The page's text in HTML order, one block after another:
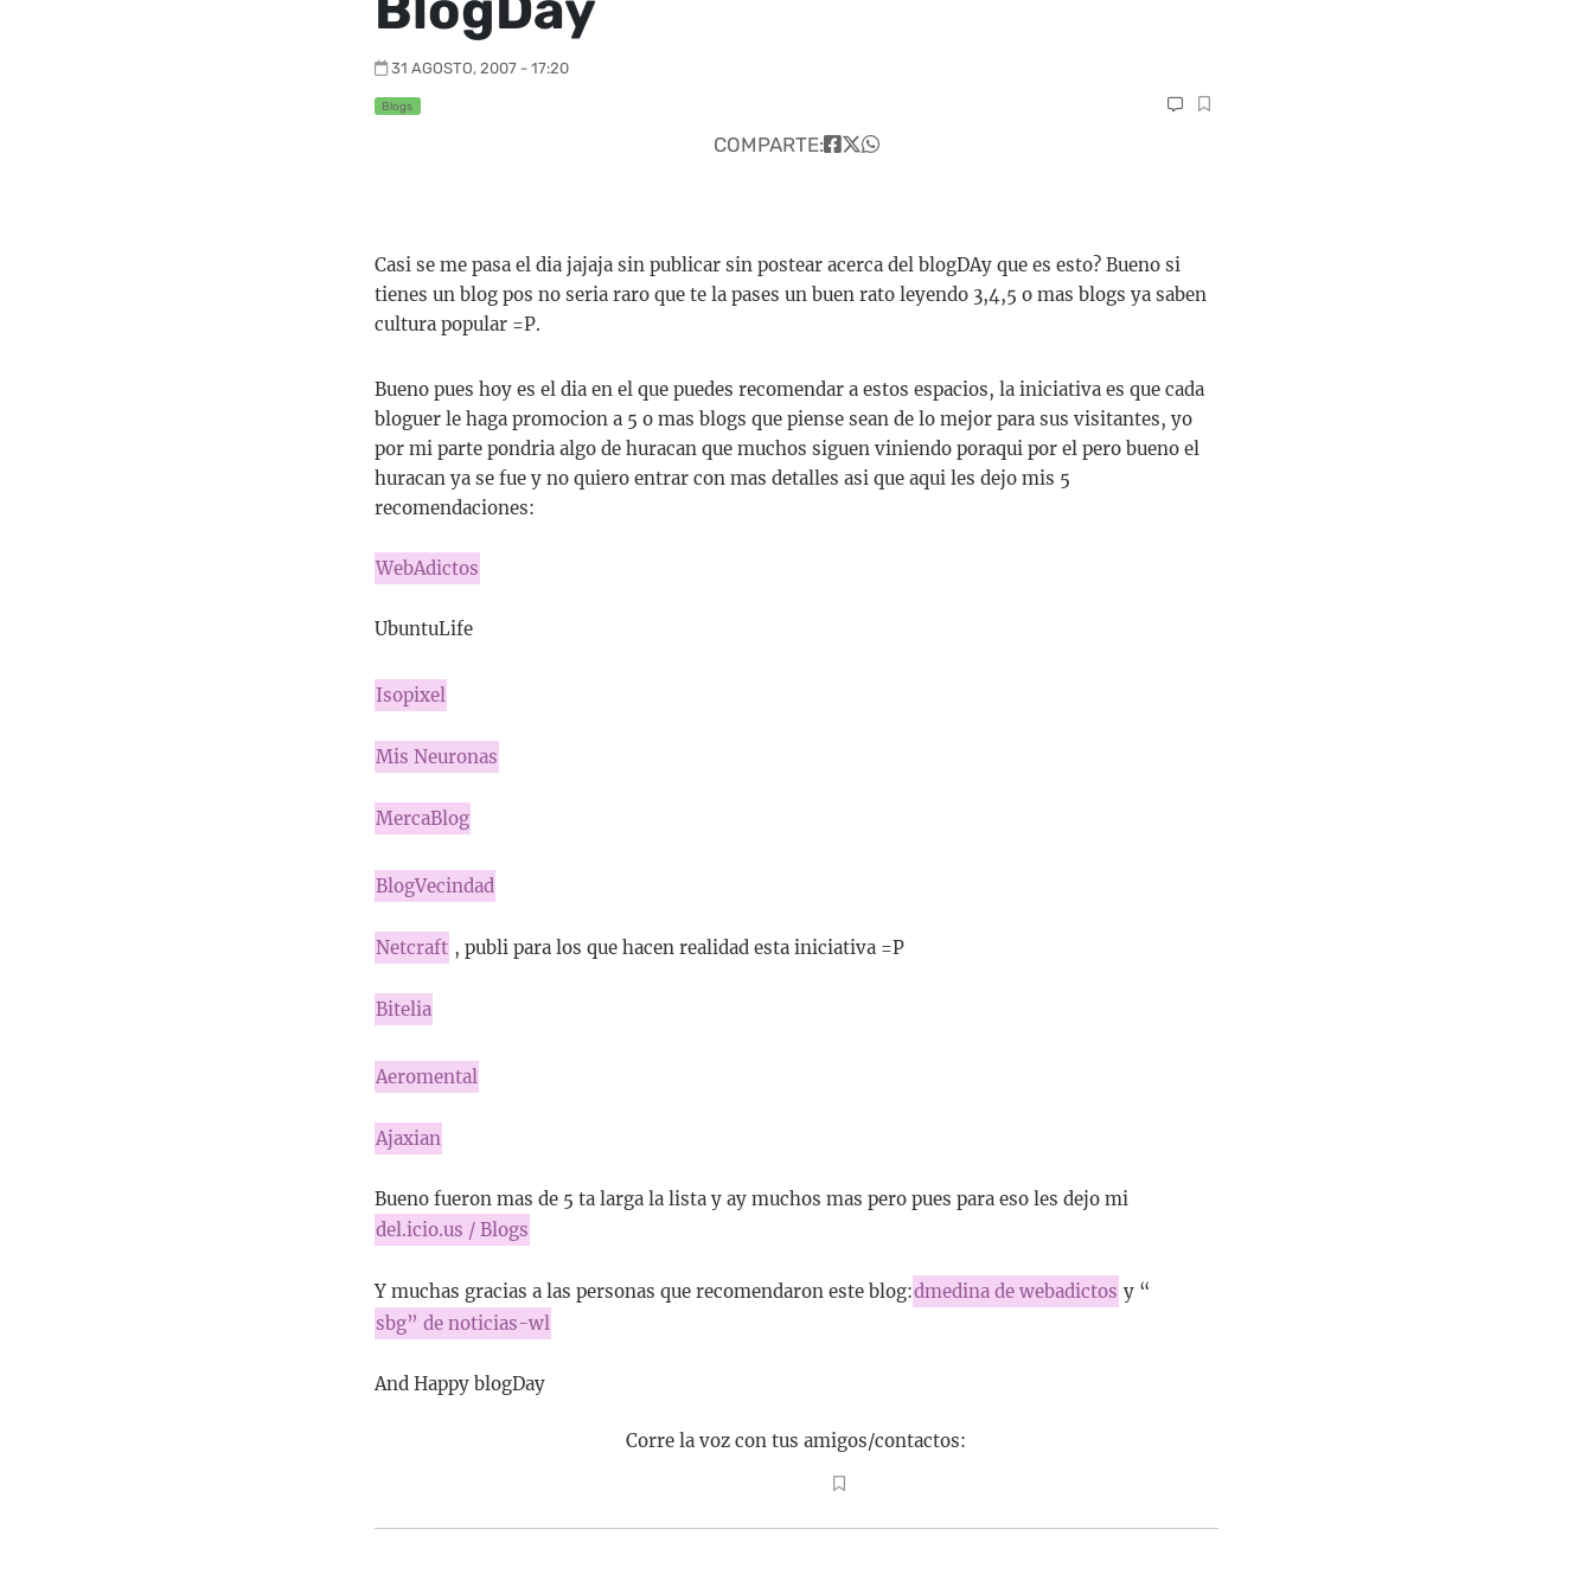
31 AGOSTO, 2007 - 17:20
Blogs
COMPARTE:
Casi se me pasa el dia jajaja sin publicar sin postear acerca del blogDAy que es esto? Bueno si
tienes un blog pos no seria raro que te la pases un buen rato leyendo 3,4,5 o mas blogs ya saben
cultura popular =P.
Bueno pues hoy es el dia en el que puedes recomendar a estos espacios, la iniciativa es que cada
bloguer le haga promocion a 5 o mas blogs que piense sean de lo mejor para sus visitantes, yo
por mi parte pondria algo de huracan que muchos siguen viniendo poraqui por el pero bueno el
huracan ya se fue y no quiero entrar con mas detalles asi que aqui les dejo mis 5
recomendaciones:
WebAdictos
UbuntuLife
Isopixel
Mis Neuronas
MercaBlog
BlogVecindad
Netcraft , publi para los que hacen realidad esta iniciativa =P
Bitelia
Aeromental
Ajaxian
Bueno fueron mas de 5 ta larga la lista y ay muchos mas pero pues para eso les dejo mi
del.icio.us / Blogs
Y muchas gracias a las personas que recomendaron este blog:dmedina de webadictos y “
sbg” de noticias-wl
And Happy blogDay
Corre la voz con tus amigos/contactos: